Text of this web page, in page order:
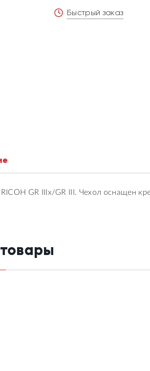
Быстрый заказ
GR IIIx/GR III. Чехол оснащен